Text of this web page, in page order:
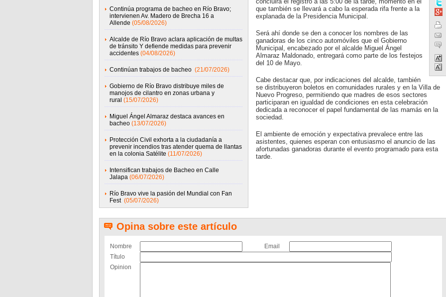
Continúa programa de bacheo en Río Bravo;
intervienen Av. Madero de Brecha 16 a
Allende (05/08/2026)
Alcalde de Río Bravo aclara aplicación de multas
de tránsito Y defiende medidas para prevenir
accidentes (04/08/2026)
Continúan trabajos de bacheo (21/07/2026)
Gobierno de Río Bravo distribuye miles de
manojos de cilantro en zonas urbana y
rural (15/07/2026)
Miguel Ángel Almaraz destaca avances en
bacheo (13/07/2026)
Protección Civil exhorta a la ciudadanía a
prevenir incendios tras atender quema de llantas
en la colonia Satélite (11/07/2026)
Intensifican trabajos de Bacheo en Calle
Jalapa (06/07/2026)
Río Bravo vive la pasión del Mundial con Fan
Fest (05/07/2026)
que también se llevará a cabo la esperada rifa frente a la
explanada de la Presidencia Municipal.
Será ahí donde se den a conocer los nombres de las
ganadoras de los cinco automóviles que el Gobierno
Municipal, encabezado por el alcalde Miguel Ángel
Almaraz Maldonado, entregará como parte de los festejos
del 10 de Mayo.
Cabe destacar que, por indicaciones del alcalde, también
se distribuyeron boletos en comunidades rurales y en la Villa de
Nuevo Progreso, permitiendo que madres de esos sectores
participaran en igualdad de condiciones en esta celebración
dedicada a reconocer el papel fundamental de las mamás en la
sociedad.
El ambiente de emoción y expectativa prevalece entre las
asistentes, quienes esperan con entusiasmo el anuncio de las
afortunadas ganadoras durante el evento programado para esta
tarde.
Opina sobre este artículo
Nombre
Email
Título
Opinion